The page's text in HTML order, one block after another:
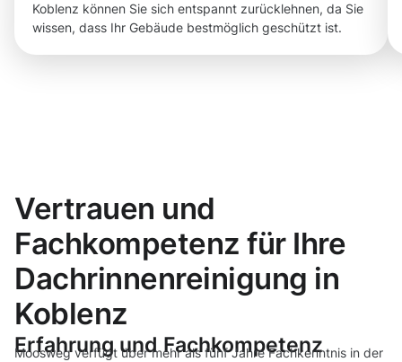
Koblenz können Sie sich entspannt zurücklehnen, da Sie
wissen, dass Ihr Gebäude bestmöglich geschützt ist.
Vertrauen und
Fachkompetenz für Ihre
Dachrinnenreinigung in
Koblenz
Erfahrung und Fachkompetenz
Moosweg verfügt über mehr als fünf Jahre Fachkenntnis in der